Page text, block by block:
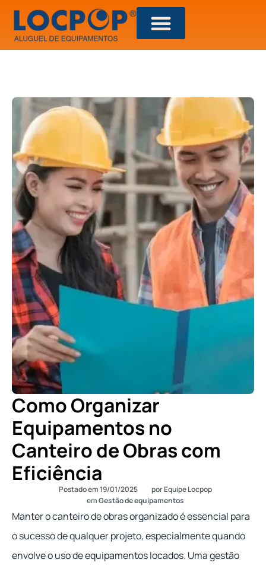
Como Organizar
Equipamentos no
Canteiro de Obras com
Eficiência
Postado em19/01/2025 porEquipe Locpop
emGestão de equipamentos
Manter o canteiro de obras organizado é essencial para
o sucesso de qualquer projeto, especialmente quando
envolve o uso de equipamentos locados. Uma gestão